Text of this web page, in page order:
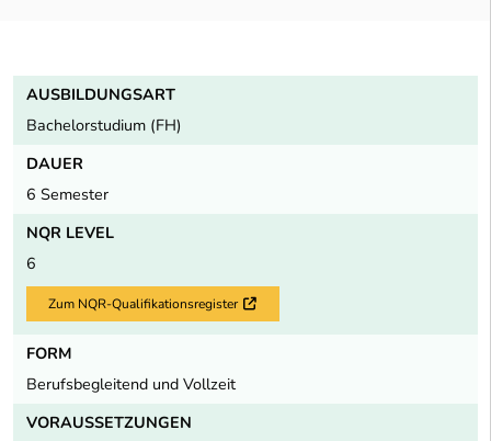
AUSBILDUNGSART
Bachelorstudium (FH)
DAUER
6 Semester
NQR LEVEL
6
Zum NQR-Qualifikationsregister Externer Link
FORM
Berufsbegleitend und Vollzeit
VORAUSSETZUNGEN